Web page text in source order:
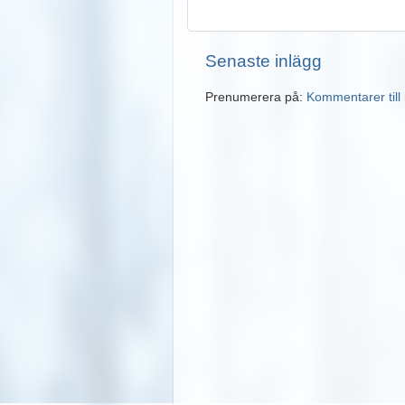
Senaste inlägg
Prenumerera på: Kommentarer